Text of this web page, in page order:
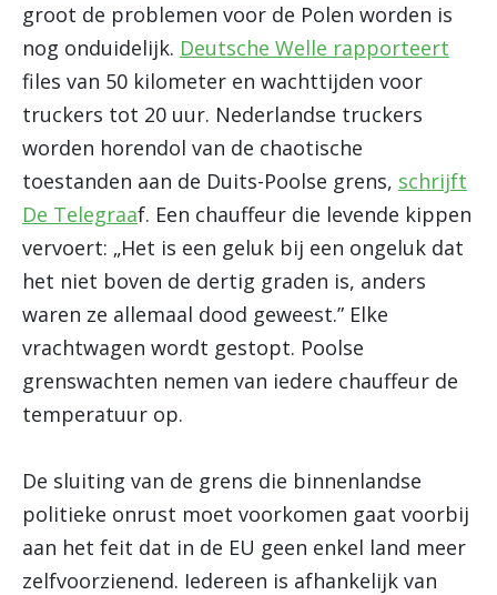
groot de problemen voor de Polen worden is
nog onduidelijk. Deutsche Welle rapporteert
files van 50 kilometer en wachttijden voor
truckers tot 20 uur. Nederlandse truckers
worden horendol van de chaotische
toestanden aan de Duits-Poolse grens, schrijft
De Telegraaf. Een chauffeur die levende kippen
vervoert: „Het is een geluk bij een ongeluk dat
het niet boven de dertig graden is, anders
waren ze allemaal dood geweest.” Elke
vrachtwagen wordt gestopt. Poolse
grenswachten nemen van iedere chauffeur de
temperatuur op.
De sluiting van de grens die binnenlandse
politieke onrust moet voorkomen gaat voorbij
aan het feit dat in de EU geen enkel land meer
zelfvoorzienend. Iedereen is afhankelijk van